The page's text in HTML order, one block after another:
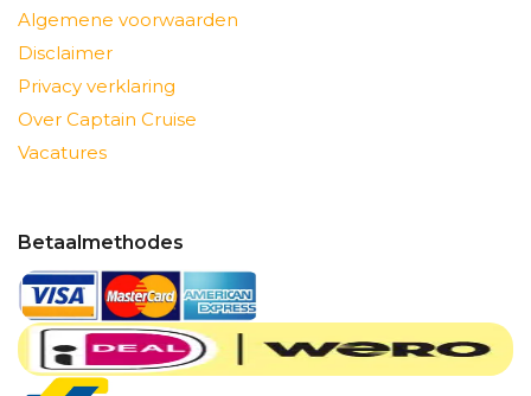
Algemene voorwaarden
Disclaimer
Privacy verklaring
Over Captain Cruise
Vacatures
Betaalmethodes